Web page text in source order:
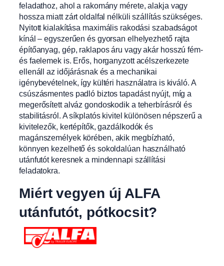
feladathoz, ahol a rakomány mérete, alakja vagy
hossza miatt zárt oldalfal nélküli szállítás szükséges.
Nyitott kialakítása maximális rakodási szabadságot
kínál – egyszerűen és gyorsan elhelyezhető rajta
építőanyag, gép, raklapos áru vagy akár hosszú fém-
és faelemek is. Erős, horganyzott acélszerkezete
ellenáll az időjárásnak és a mechanikai
igénybevételnek, így kültéri használatra is kiváló. A
csúszásmentes padló biztos tapadást nyújt, míg a
megerősített alváz gondoskodik a teherbírásról és
stabilitásról. A síkplatós kivitel különösen népszerű a
kivitelezők, kertépítők, gazdálkodók és
magánszemélyek körében, akik megbízható,
könnyen kezelhető és sokoldalúan használható
utánfutót keresnek a mindennapi szállítási
feladatokra.
Miért vegyen új ALFA
utánfutót, pótkocsit?